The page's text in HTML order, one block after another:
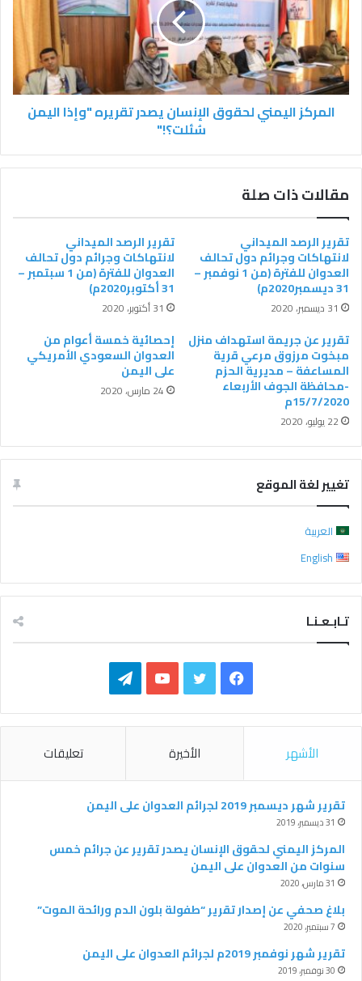
المركز اليمني لحقوق الإنسان يصدر تقريره "وإذا اليمن
سُئلت؟!"
مقالات ذات صلة
تقرير الرصد الميداني
لانتهاكات وجرائم دول تحالف
العدوان للفترة (من 1 نوفمبر –
31 ديسمبر2020م)
31 ديسمبر، 2020
تقرير الرصد الميداني
لانتهاكات وجرائم دول تحالف
العدوان للفترة (من 1 سبتمبر –
31 أكتوبر2020م)
31 أكتوبر، 2020
تقرير عن جريمة استهداف منزل
مبخوت مرزوق مرعي قرية
المساعفة – مديرية الحزم
-محافظة الجوف الأربعاء
15/7/2020م
22 يوليو، 2020
إحصائية خمسة أعوام من
العدوان السعودي الأمريكي
على اليمن
24 مارس، 2020
تغيير لغة الموقع
العربية
English
تـابـعـنـا
ي
ب
و
ك
و
ي
ت
ر
و
ي
و
ب
ي
ق
ر
ا
الأشهر الأخيرة تعليقات
تقرير شهر ديسمبر 2019 لجرائم العدوان على اليمن
31 ديسمبر، 2019
المركز اليمني لحقوق الإنسان يصدر تقرير عن جرائم خمس
سنوات من العدوان على اليمن
31 مارس، 2020
بلاغ صحفي عن إصدار تقرير “طفولة بلون الدم ورائحة الموت”
7 سبتمبر، 2020
‫تقرير شهر نوفمبر 2019م لجرائم العدوان على اليمن
30 نوفمبر، 2019